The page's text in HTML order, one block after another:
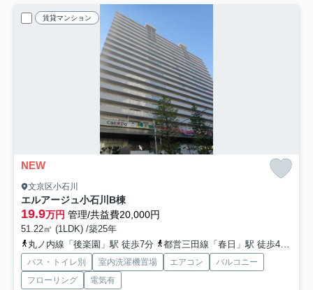
賃貸マンション
NEW
文京区小石川
エルアージュ小石川B棟
19.9万円 管理/共益費20,000円
51.22㎡ (1LDK) /築25年
丸ノ内線「後楽園」駅 徒歩7分
都営三田線「春日」駅 徒歩4分
バス・トイレ別 室内洗濯機置場 エアコン
バルコニー
フローリング
電気有